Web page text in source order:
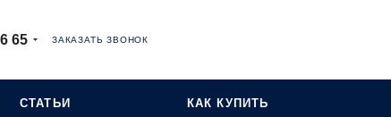
65 ЗАКАЗАТЬ ЗВОНОК
СТАТЬИ КАК КУПИТЬ